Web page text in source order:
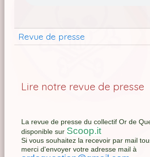
Revue de presse
Lire notre revue de presse
La revue de presse du collectif Or de
disponible sur Scoop.it
Si vous souhaitez la recevoir par mail
merci d'envoyer votre adresse mail à